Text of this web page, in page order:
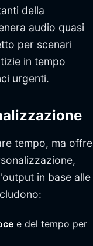
della
audio quasi
per scenari
in tempo
urgenti.
tempo, ma offre
in base alle
e del tempo per